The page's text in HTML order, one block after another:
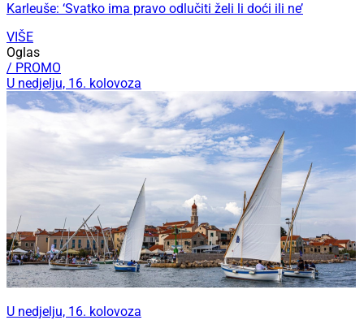
Karleuše: ‘Svatko ima pravo odlučiti želi li doći ili ne’
VIŠE
Oglas
/ PROMO
U nedjelju, 16. kolovoza
U nedjelju, 16. kolovoza